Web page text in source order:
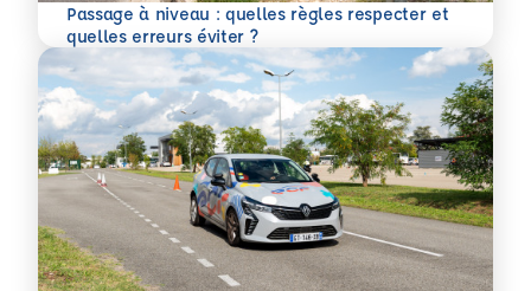
Passage à niveau : quelles règles respecter et
quelles erreurs éviter ?
En savoir plus